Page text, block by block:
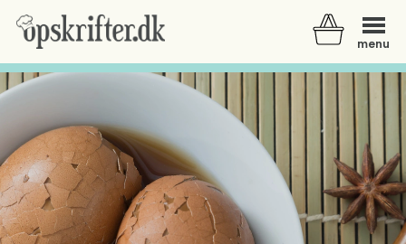
menu
Der er ingen varer i din kurv.